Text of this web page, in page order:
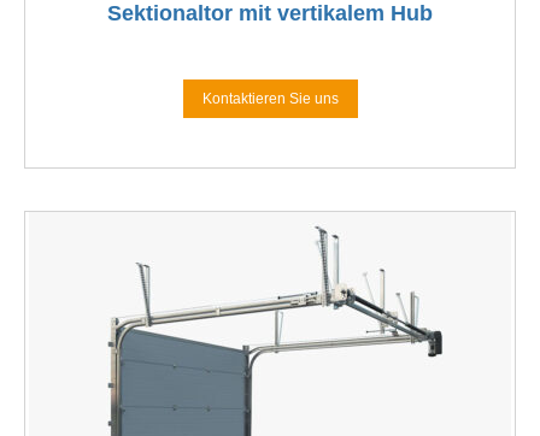
Sektionaltor mit vertikalem Hub
Kontaktieren Sie uns